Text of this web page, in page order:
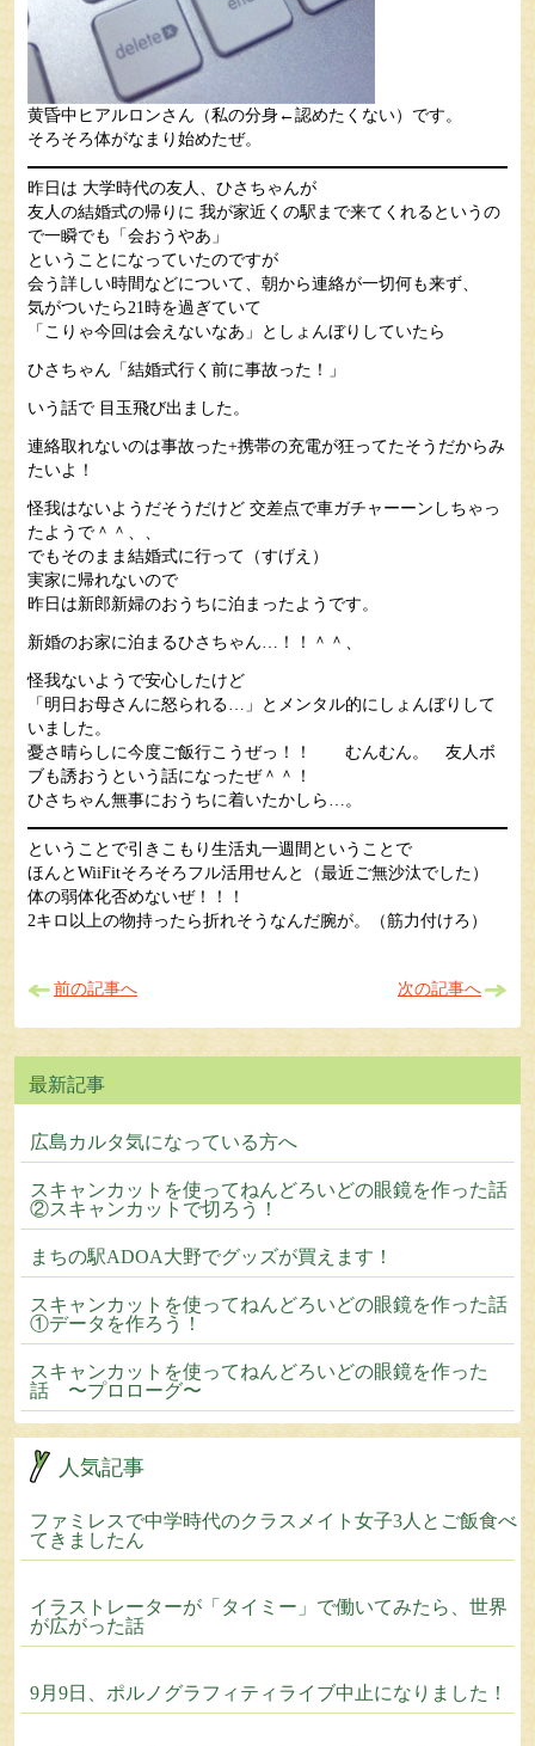
黄昏中ヒアルロンさん（私の分身←認めたくない）です。
そろそろ体がなまり始めたぜ。
昨日は 大学時代の友人、ひさちゃんが
友人の結婚式の帰りに 我が家近くの駅まで来てくれるというの
で一瞬でも「会おうやあ」
ということになっていたのですが
会う詳しい時間などについて、朝から連絡が一切何も来ず、
気がついたら21時を過ぎていて
「こりゃ今回は会えないなあ」としょんぼりしていたら
ひさちゃん「結婚式行く前に事故った！」
いう話で 目玉飛び出ました。
連絡取れないのは事故った+携帯の充電が狂ってたそうだからみ
たいよ！
怪我はないようだそうだけど 交差点で車ガチャーーンしちゃっ
たようで＾＾、、
でもそのまま結婚式に行って（すげえ）
実家に帰れないので
昨日は新郎新婦のおうちに泊まったようです。
新婚のお家に泊まるひさちゃん…！！＾＾、
怪我ないようで安心したけど
「明日お母さんに怒られる…」とメンタル的にしょんぼりして
いました。
憂さ晴らしに今度ご飯行こうぜっ！！ むんむん。 友人ボ
ブも誘おうという話になったぜ＾＾！
ひさちゃん無事におうちに着いたかしら…。
ということで引きこもり生活丸一週間ということで
ほんとWiiFitそろそろフル活用せんと（最近ご無沙汰でした）
体の弱体化否めないぜ！！！
2キロ以上の物持ったら折れそうなんだ腕が。（筋力付けろ）
前の記事へ 次の記事へ
広島カルタ気になっている方へ
スキャンカットを使ってねんどろいどの眼鏡を作った話
②スキャンカットで切ろう！
まちの駅ADOA大野でグッズが買えます！
スキャンカットを使ってねんどろいどの眼鏡を作った話
①データを作ろう！
スキャンカットを使ってねんどろいどの眼鏡を作った
話 〜プロローグ〜
人気記事
ファミレスで中学時代のクラスメイト女子3人とご飯食べ
てきましたん
イラストレーターが「タイミー」で働いてみたら、世界
が広がった話
9月9日、ポルノグラフィティライブ中止になりました！